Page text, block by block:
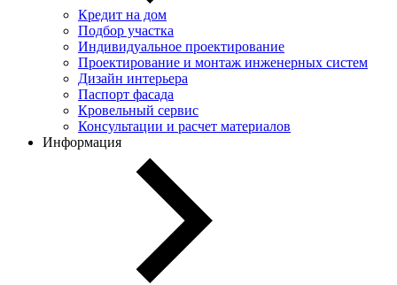
Кредит на дом
Подбор участка
Индивидуальное проектирование
Проектирование и монтаж инженерных систем
Дизайн интерьера
Паспорт фасада
Кровельный сервис
Консультации и расчет материалов
Информация